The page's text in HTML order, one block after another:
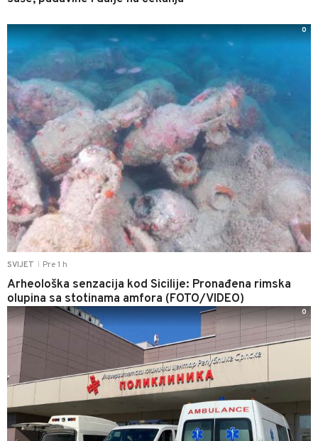
SVIJET Pre 1 h
Arheološka senzacija kod Sicilije: Pronađena rimska
olupina sa stotinama amfora (FOTO/VIDEO)
0
0